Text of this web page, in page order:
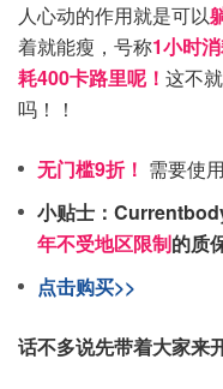
人心动的作用就是可以
着就能瘦，号称1小时
耗400卡路里呢！ 这不
吗！！
无门槛9折！ 需要使
小贴士：
年不受地区限制的质
点击购买>>
话不多说先带着大家来